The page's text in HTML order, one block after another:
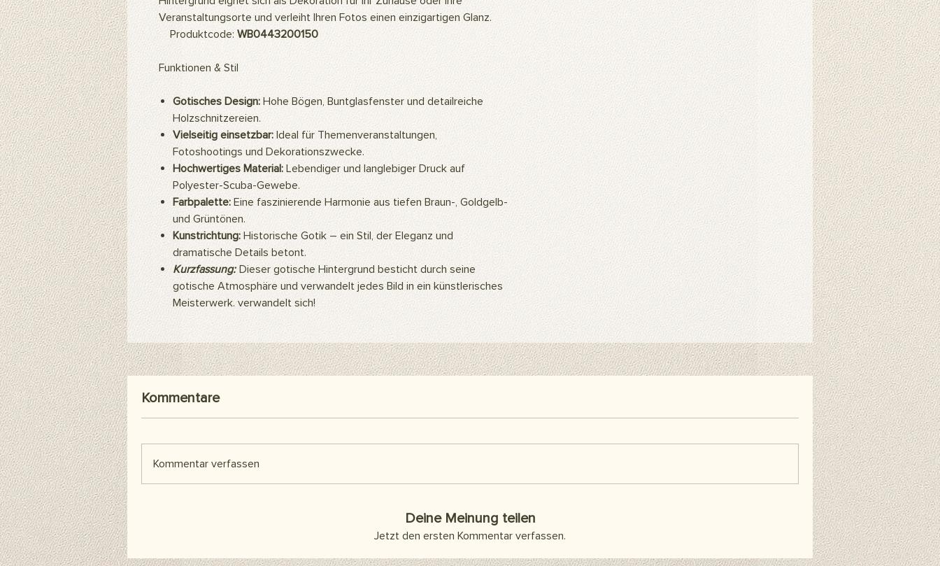
Veranstaltungsorte und verleiht Ihren Fotos einen einzigartigen Glanz.
Produktcode: WB0443200150
Funktionen & Stil
Gotisches Design: Hohe Bögen, Buntglasfenster und detailreiche
Holzschnitzereien.
Vielseitig einsetzbar: Ideal für Themenveranstaltungen,
Fotoshootings und Dekorationszwecke.
Hochwertiges Material: Lebendiger und langlebiger Druck auf
Polyester-Scuba-Gewebe.
Farbpalette: Eine faszinierende Harmonie aus tiefen Braun-, Goldgelb-
und Grüntönen.
Kunstrichtung: Historische Gotik – ein Stil, der Eleganz und
dramatische Details betont.
Kurzfassung: Dieser gotische Hintergrund besticht durch seine
gotische Atmosphäre und verwandelt jedes Bild in ein künstlerisches
Meisterwerk. verwandelt sich!
Unsere Produkte können in der Maschine gewaschen
oder mit einem feuchten Tuch abgewischt werden.
Wofür wird das Produkt verwendet?
Unsere Produkte sind als Hintergründe für
professionelle Studio-Fotoshootings konzipiert. Sie
können auch als Wandbehänge verwendet werden und
so ein ästhetisch ansprechendes Ambiente in Ihrem
Zuhause oder Büro schaffen. Sie können auch als
Gemälde an die Wand gehängt werden. Die
hochauflösenden Bilder auf unseren Produkten werden
mithilfe künstlicher Intelligenz erzeugt und schaffen
eine warme und natürliche Atmosphäre.
Für die Verwendung des Hintergrunds wird in der Regel
Hintergrundclips können Sie ihn einfach am Ständer
befestigen. Sie können auch doppelseitiges
Klebeband oder Klebestreifen verwenden, wenn Sie es
als Abdeckung an die Wand hängen möchten. Diese
Artikel sind separat erhältlich und nicht im Lieferumfang
enthalten.
Kommentare
Kommentar verfassen
Deine Meinung teilen
Jetzt den ersten Kommentar verfassen.